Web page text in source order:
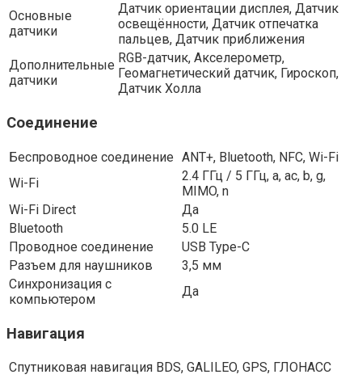
Основные
датчики
Датчик ориентации дисплея, Датчик
освещённости, Датчик отпечатка
пальцев, Датчик приближения
Дополнительные
датчики
RGB-датчик, Акселерометр,
Геомагнетический датчик, Гироскоп,
Датчик Холла
Соединение
Беспроводное соединение ANT+, Bluetooth, NFC, Wi-Fi
Wi-Fi
2.4 ГГц / 5 ГГц, a, ac, b, g,
MIMO, n
Wi-Fi Direct
Да
Bluetooth
5.0 LE
Проводное соединение
USB Type-C
Разъем для наушников
3,5 мм
Синхронизация с
компьютером
Да
Навигация
Спутниковая навигация BDS, GALILEO, GPS, ГЛОНАСС